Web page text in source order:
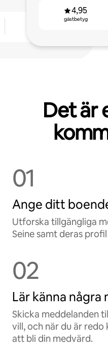
4,95
gästbetyg
Det är
01
Ange ditt
Utforska tillgängliga
Seine samt deras
02
Lär känna några
Skicka meddelanden
vill, och när du är redo
att bli din medvärd.